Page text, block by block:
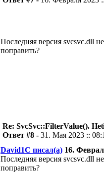
Последняя версия svcsvc.dll
поправить?
Re: SvcSvc::FilterValue().
Ответ #8 - 31. Мая 2023 ::
David1C писал(а) 16.
Последняя версия svcsvc.dll
поправить?